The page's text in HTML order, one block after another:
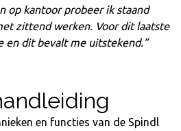
op kantoor probeer ik staand
zittend werken. Voor dit laatste
en dit bevalt me uitstekend.”
en functies van de Spindl